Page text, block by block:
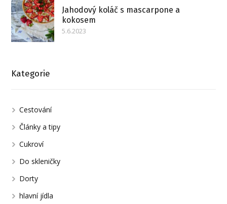
Jahodový koláč s mascarpone a
kokosem
5.6.2023
Kategorie
Cestování
Články a tipy
Cukroví
Do skleničky
Dorty
hlavní jídla